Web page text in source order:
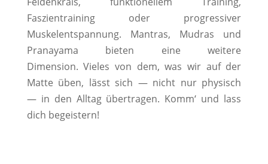
Faszientraining oder progressiver
Muskelentspannung. Mantras, Mudras und
Pranayama bieten eine weitere
Dimension. Vieles von dem, was wir auf der
Matte üben, lässt sich — nicht nur physisch
— in den Alltag übertragen. Komm‘ und lass
dich begeistern!